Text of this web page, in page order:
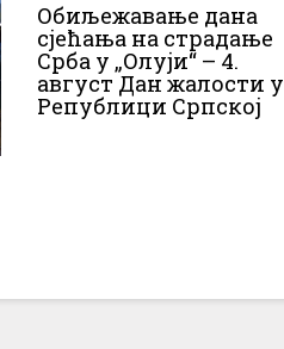
Обиљежавање дана
сјећања на страдање
Срба у „Олуји“ – 4.
август Дан жалости у
Републици Српској